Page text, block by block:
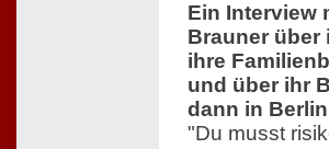
Ein Interview
Brauner über
ihre
und über ihr
dann in
"Du musst